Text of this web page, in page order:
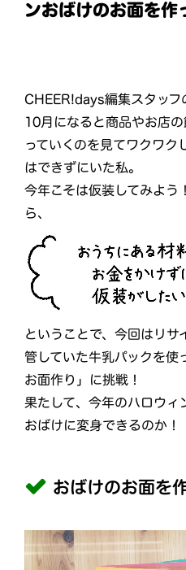
ンおばけのお面を作
CHEER!days編集スタッフ
10月になると商品やお店
っていくのを見てワクワク
はできずにいた私。
今年こそは仮装してみよう
ら、
ということで、今回はリサ
管していた牛乳パックを使
お面作り」に挑戦！
果たして、今年のハロウィ
おばけに変身できるのか！
おばけのお面を